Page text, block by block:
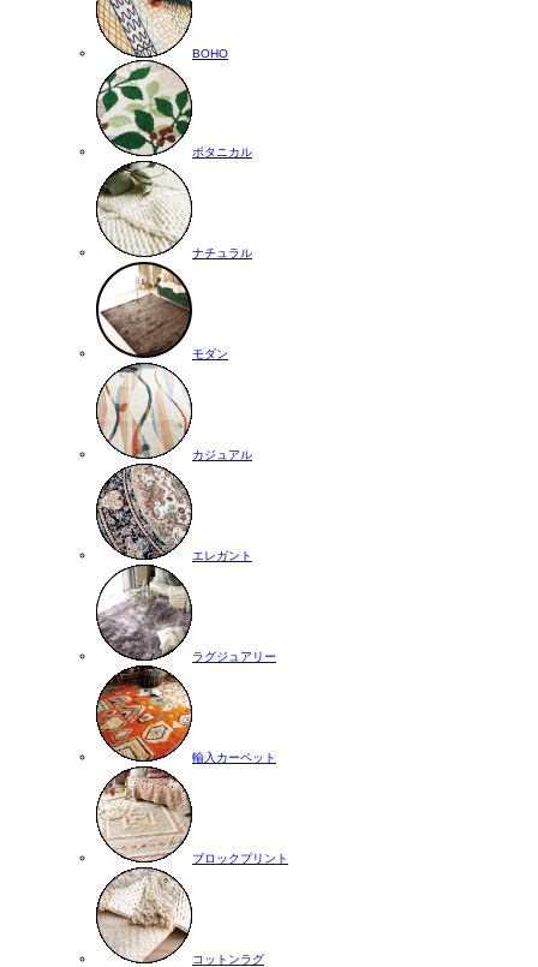
BOHO
ボタニカル
ナチュラル
モダン
カジュアル
エレガント
ラグジュアリー
輸入カーペット
ブロックプリント
コットンラグ